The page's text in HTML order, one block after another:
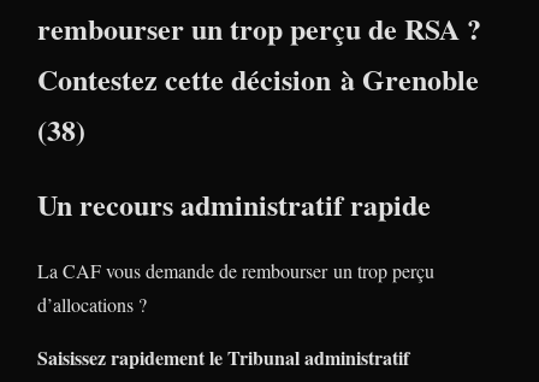
rembourser un trop perçu de RSA ?
Contestez cette décision à Grenoble
(38)
Un recours administratif rapide
La CAF vous demande de rembourser un trop perçu
d’allocations ?
Saisissez rapidement le Tribunal administratif